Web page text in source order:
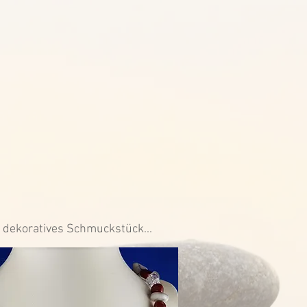
dekoratives Schmuckstück...